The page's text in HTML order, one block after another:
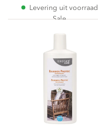
Levering uit voorraad
Sale